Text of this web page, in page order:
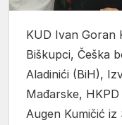
KUD Ivan Goran
Biškupci, Češka
Aladinići (BiH),
Mađarske,
Augen Kumičić